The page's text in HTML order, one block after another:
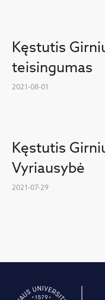
Kęstutis
teisingumas
2021-08-01
Kęstutis
Vyriausybė
2021-07-29